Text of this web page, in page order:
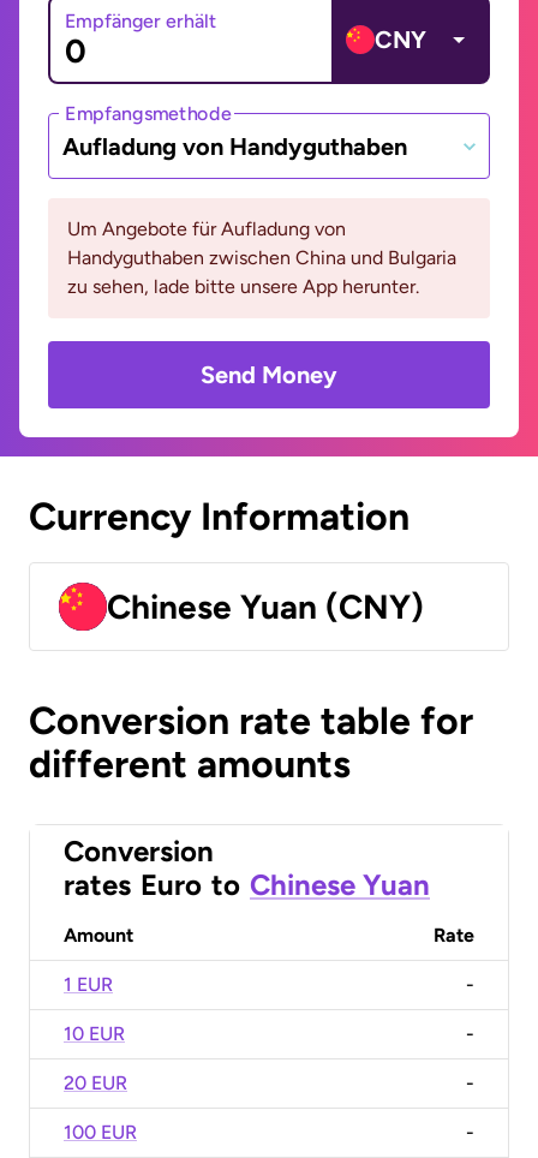
Empfänger erhält
CNY
Empfangsmethode
Aufladung von Handyguthaben
Um Angebote für Aufladung von
Handyguthaben zwischen China und Bulgaria
zu sehen, lade bitte unsere App herunter.
Send Money
Currency Information
Chinese Yuan (CNY)
Conversion rate table for
different amounts
Conversion
rates Euro to Chinese Yuan
Amount Rate
1 EUR -
10 EUR -
20 EUR -
100 EUR -